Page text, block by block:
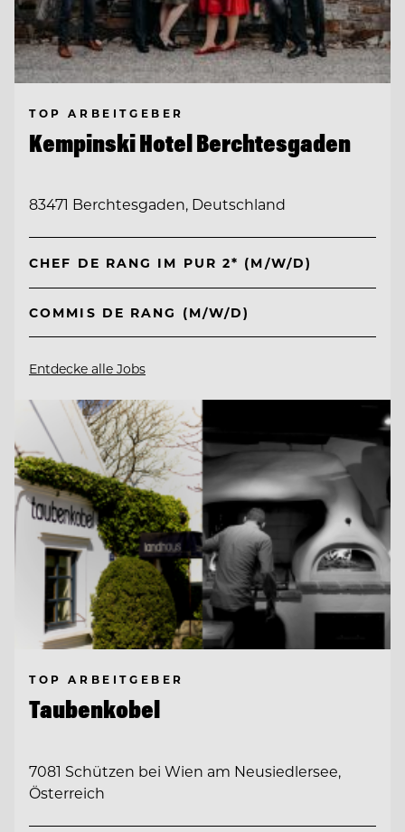
TOP ARBEITGEBER
Kempinski Hotel Berchtesgaden
83471 Berchtesgaden, Deutschland
CHEF DE RANG IM PUR 2* (M/W/D)
COMMIS DE RANG (M/W/D)
Entdecke alle Jobs
TOP ARBEITGEBER
Taubenkobel
7081 Schützen bei Wien am Neusiedlersee,
Österreich